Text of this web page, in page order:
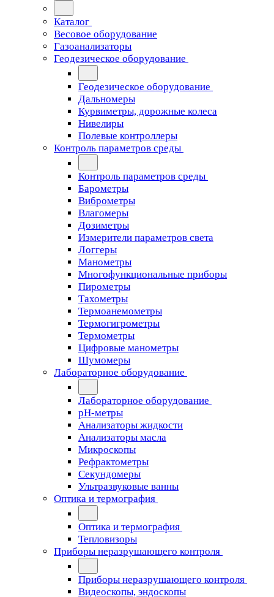
Каталог
Весовое оборудование
Газоанализаторы
Геодезическое оборудование
Геодезическое оборудование
Дальномеры
Курвиметры, дорожные колеса
Нивелиры
Полевые контроллеры
Контроль параметров среды
Контроль параметров среды
Барометры
Виброметры
Влагомеры
Дозиметры
Измерители параметров света
Логгеры
Манометры
Многофункциональные приборы
Пирометры
Тахометры
Термоанемометры
Термогигрометры
Термометры
Цифровые манометры
Шумомеры
Лабораторное оборудование
Лабораторное оборудование
pH-метры
Анализаторы жидкости
Анализаторы масла
Микроскопы
Рефрактометры
Секундомеры
Ультразвуковые ванны
Оптика и термография
Оптика и термография
Тепловизоры
Приборы неразрушающего контроля
Приборы неразрушающего контроля
Видеоскопы, эндоскопы